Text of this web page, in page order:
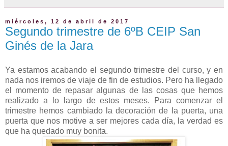
miércoles, 12 de abril de 2017
Segundo trimestre de 6ºB CEIP San
Ginés de la Jara
Ya estamos acabando el segundo trimestre del curso, y en
nada nos iremos de viaje de fin de estudios. Pero ha llegado
el momento de repasar algunas de las cosas que hemos
realizado a lo largo de estos meses. Para comenzar el
trimestre hemos cambiado la decoración de la puerta, una
puerta que nos motive a ser mejores cada día, la verdad es
que ha quedado muy bonita.